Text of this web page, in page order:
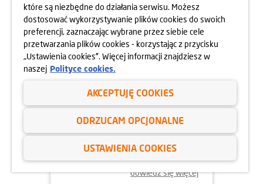
24.04.2025
800 MIESZKAŃ BEZ WKŁADU
WŁASNEGO
dowiedz się więcej
które są niezbędne do działania serwisu. Możesz
dostosować wykorzystywanie plików cookies do swoich
preferencji, zaznaczając wybrane przez siebie cele
przetwarzania plików cookies - korzystając z przycisku
„Ustawienia cookies”. Więcej informacji znajdziesz w
naszej Polityce cookies.
AKCEPTUJĘ COOKIES
ODRZUCAM OPCJONALNE
USTAWIENIA COOKIES